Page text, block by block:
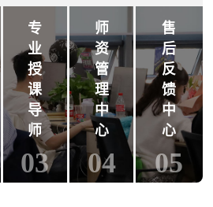
专
业
授
课
导
师
03
师
资
管
理
中
心
04
售
后
反
馈
中
心
05